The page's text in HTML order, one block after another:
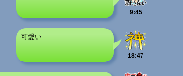
9:45
18:47
可愛い